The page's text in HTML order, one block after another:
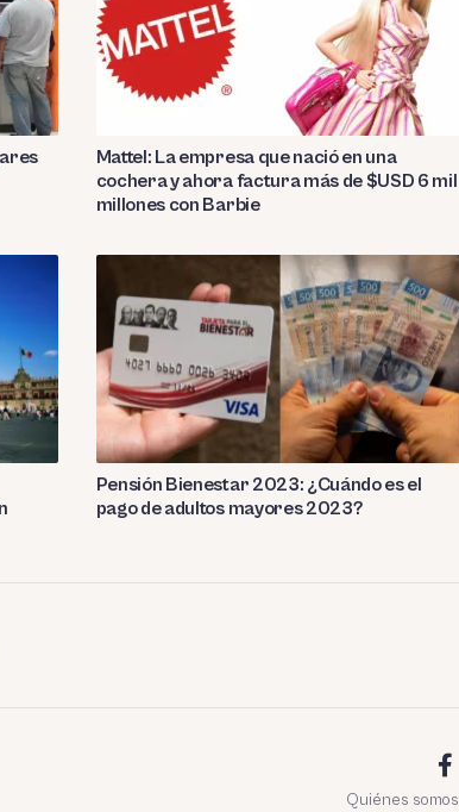
Mattel: La empresa que nació en una
cochera y ahora factura más de $USD 6 mil
millones con Barbie
Pensión Bienestar 2023: ¿Cuándo es el
pago de adultos mayores 2023?
Quiénes somos